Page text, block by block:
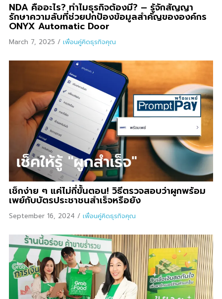
NDA คืออะไร? ทำไมธุรกิจต้องมี? – รู้จักสัญญา
รักษาความลับที่ช่วยปกป้องข้อมูลสำคัญขององค์กร
ONYX Automatic Door
March 7, 2025 / เพื่อนคู่คิดธุรกิจคุณ
เช็กง่าย ๆ แค่ไม่กี่ขั้นตอน! วิธีตรวจสอบว่าผูกพร้อม
เพย์กับบัตรประชาชนสำเร็จหรือยัง
September 16, 2024 / เพื่อนคู่คิดธุรกิจคุณ